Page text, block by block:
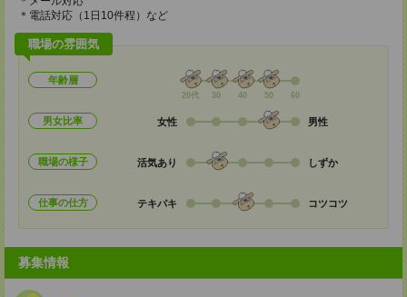
＊電話対応（1日10件程）など
職場の雰囲気
年齢層
20代 30 40 50 60
男女比率 女性 男性
職場の様子 活気あり しずか
仕事の仕方 テキパキ コツコツ
募集情報